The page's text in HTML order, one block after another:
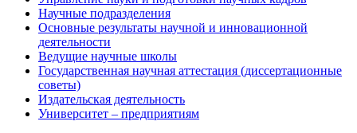
Научные подразделения
Основные результаты научной и инновационной
деятельности
Ведущие научные школы
Государственная научная аттестация (диссертационные
советы)
Издательская деятельность
Университет – предприятиям